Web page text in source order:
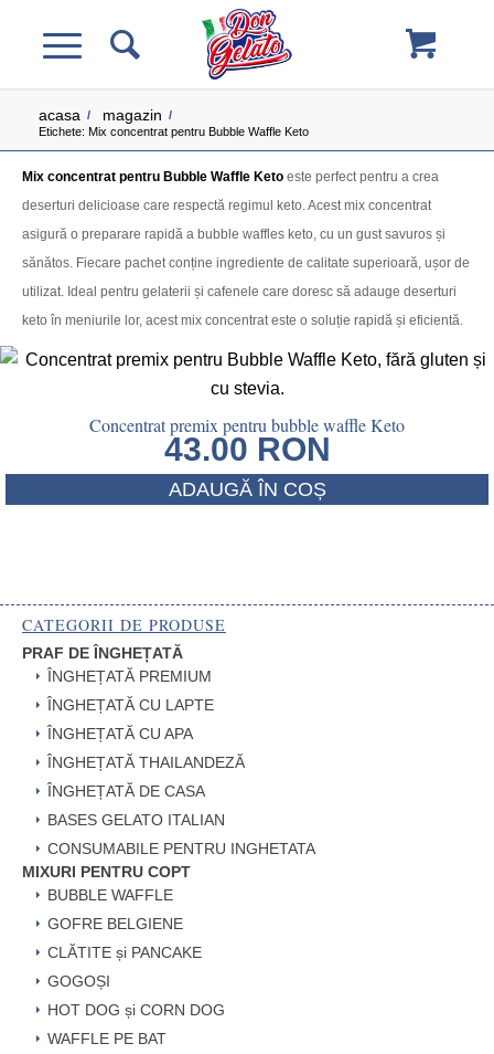
acasa / magazin /
Etichete: Mix concentrat pentru Bubble Waffle Keto
Mix concentrat pentru Bubble Waffle Keto este perfect pentru a crea
deserturi delicioase care respectă regimul keto. Acest mix concentrat
asigură o preparare rapidă a bubble waffles keto, cu un gust savuros și
sănătos. Fiecare pachet conține ingrediente de calitate superioară, ușor de
utilizat. Ideal pentru gelaterii și cafenele care doresc să adauge deserturi
keto în meniurile lor, acest mix concentrat este o soluție rapidă și eficientă.
Concentrat premix pentru bubble waffle Keto
43.00 RON
ADAUGĂ ÎN COȘ
CATEGORII DE PRODUSE
PRAF DE ÎNGHEȚATĂ
ÎNGHEȚATĂ PREMIUM
ÎNGHEȚATĂ CU LAPTE
ÎNGHEȚATĂ CU APA
ÎNGHEȚATĂ THAILANDEZĂ
ÎNGHEȚATĂ DE CASA
BASES GELATO ITALIAN
CONSUMABILE PENTRU INGHETATA
MIXURI PENTRU COPT
BUBBLE WAFFLE
GOFRE BELGIENE
CLĂTITE și PANCAKE
GOGOȘI
HOT DOG și CORN DOG
WAFFLE PE BAT